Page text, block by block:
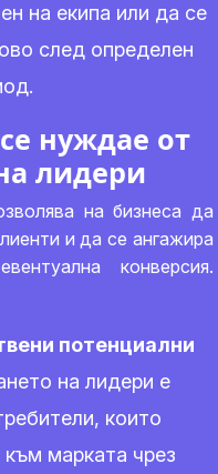
на екипа или да се
след определен
нуждае от
лидери
на бизнеса да
и да се ангажира
конверсия.
потенциални
на лидери е
които
марката чрез